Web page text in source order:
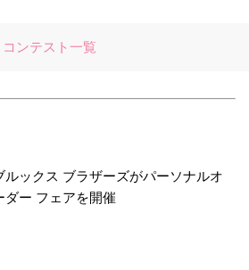
コンテスト一覧
ルックス ブラザーズがパーソナルオ
ダー フェアを開催